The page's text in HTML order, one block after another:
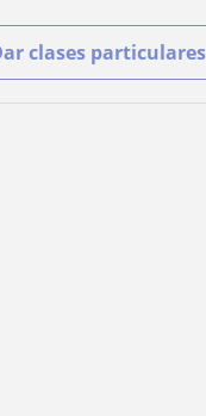
clases particulares